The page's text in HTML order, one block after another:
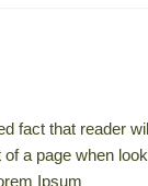
fact that reader
a page when
Ipsum